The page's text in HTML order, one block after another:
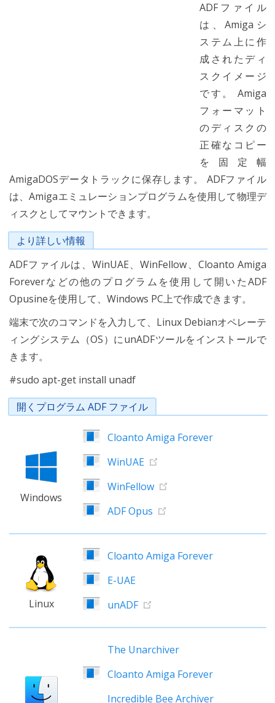
ADFファイル
は、Amigaシ
ステム上に作
成されたディ
スクイメージ
です。 Amiga
フォーマット
のディスクの
正確なコピー
を固定幅
AmigaDOSデータトラックに保存します。 ADFファイル
は、Amigaエミュレーションプログラムを使用して物理デ
ィスクとしてマウントできます。
より詳しい情報
ADFファイルは、WinUAE、WinFellow、Cloanto Amiga
Foreverなどの他のプログラムを使用して開いたADF
Opusineを使用して、Windows PC上で作成できます。
端末で次のコマンドを入力して、Linux Debianオペレーテ
ィングシステム（OS）にunADFツールをインストールで
きます。
#sudo apt-get install unadf
開くプログラム ADF ファイル
Windows
Cloanto Amiga Forever
WinUAE
WinFellow
ADF Opus
Linux
Cloanto Amiga Forever
E-UAE
unADF
The Unarchiver
Cloanto Amiga Forever
Incredible Bee Archiver